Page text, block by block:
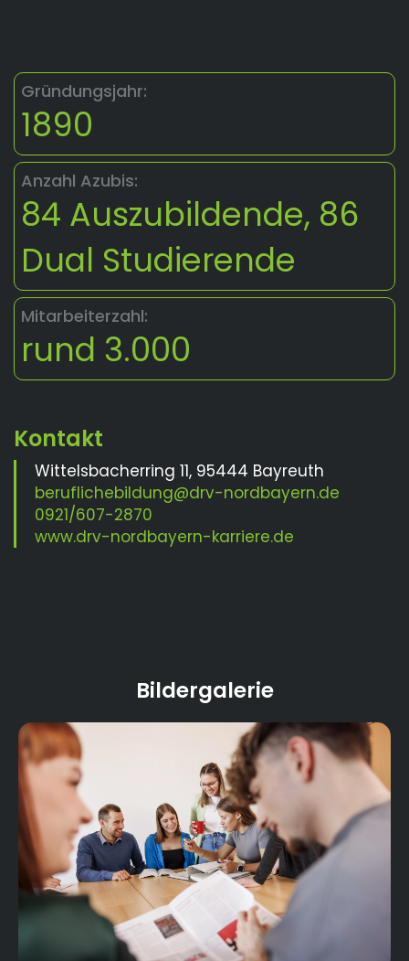
Gründungsjahr:
1890
Anzahl Azubis:
84 Auszubildende, 86
Dual Studierende
Mitarbeiterzahl:
rund 3.000
Wittelsbacherring 11, 95444 Bayreuth
beruflichebildung@drv-nordbayern.de
0921/607-2870
www.drv-nordbayern-karriere.de
Bildergalerie